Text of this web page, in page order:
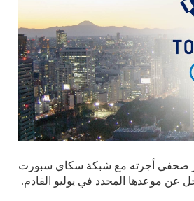
صحفي أجرته مع شبكة سكاي سبورت
عن موعدها المحدد في يوليو القادم.